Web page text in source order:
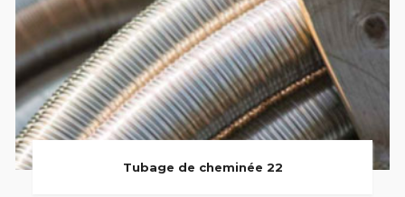
Tubage de cheminée 22